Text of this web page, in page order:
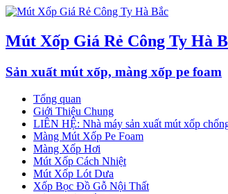
Mút Xốp Giá Rẻ Công Ty Hà
Sản xuất mút xốp, màng xốp pe foam
Tổng quan
Giới Thiệu Chung
LIÊN HỆ: Nhà máy sản xuất mút xốp
Màng Mút Xốp Pe Foam
Màng Xốp Hơi
Mút Xốp Cách Nhiệt
Mút Xốp Lót Dưa
Xốp Bọc Đồ Gỗ Nội Thất